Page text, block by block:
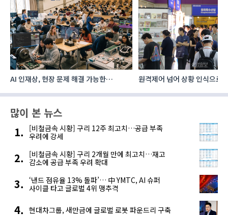
AI 인재상, 현장 문제 해결 가능한
원격제어 넘어 상황 인식으로,
많이 본 뉴스
[비철금속 시황] 구리 12주 최고치…공급 부족
우려에 강세
[비철금속 시황] 구리 2개월 만에 최고치…재고
감소에 공급 부족 우려 확대
‘낸드 점유율 13% 돌파’… 中 YMTC, AI 슈퍼
사이클 타고 글로벌 4위 맹추격
현대차그룹, 새만금에 글로벌 로봇 파운드리 구축